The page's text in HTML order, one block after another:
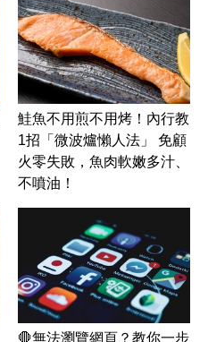
鮭魚不用煎不用烤！內行教
1招「微波爐懶人法」 免顧
火零失敗，魚肉軟嫩多汁、
不噴油！
🛑無法瀏覽網頁？教你一步